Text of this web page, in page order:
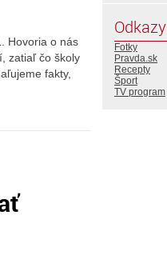
Hovoria o nás
zatiaľ čo školy
fakty,
Odkazy
Fotky
Pravda.sk
Recepty
Šport
TV program